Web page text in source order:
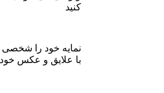
کنید
نمایه خود را شخصی
با علایق و عکس خود